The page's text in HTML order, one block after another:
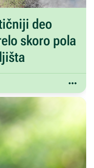
deo
skoro pola